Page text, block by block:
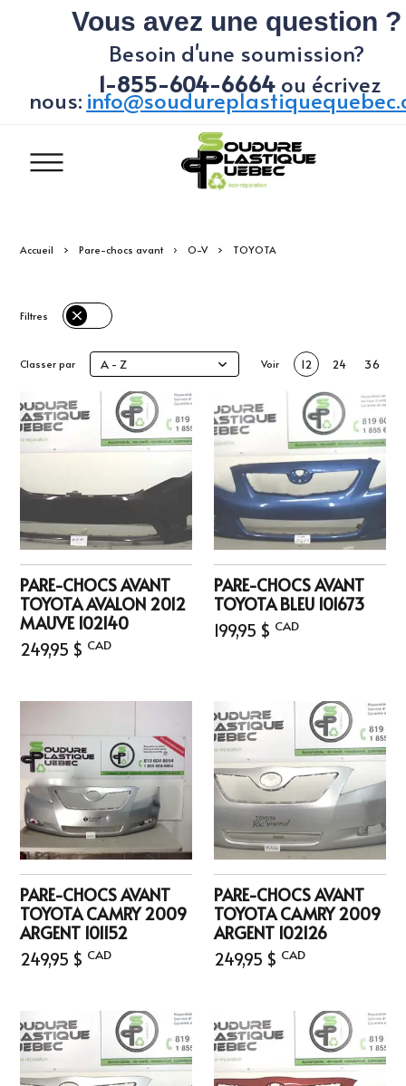
Vous avez une question ?
Besoin d'une soumission?
1-855-604-6664 ou écrivez
nous:
Accueil Pare-chocs avant O-V TOYOTA
Filtres
Classer par A - Z Voir 12 24 36
PARE-CHOCS AVANT
TOYOTA AVALON 2012
MAUVE 102140
249,95 $ CAD
PARE-CHOCS AVANT
TOYOTA BLEU 101673
199,95 $ CAD
PARE-CHOCS AVANT
TOYOTA CAMRY 2009
ARGENT 101152
249,95 $ CAD
PARE-CHOCS AVANT
TOYOTA CAMRY 2009
ARGENT 102126
249,95 $ CAD